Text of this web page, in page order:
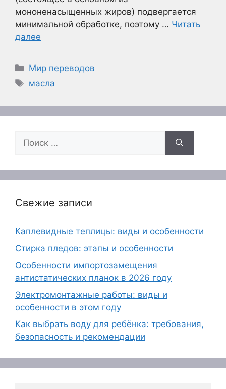
мононенасыщенных жиров) подвергается
минимальной обработке, поэтому … Читать
далее
Рубрики
Мир переводов
Метки
масла
Поиск:
Свежие записи
Каплевидные теплицы: виды и особенности
Стирка пледов: этапы и особенности
Особенности импортозамещения
антистатических планок в 2026 году
Электромонтажные работы: виды и
особенности в этом году
Как выбрать воду для ребёнка: требования,
безопасность и рекомендации